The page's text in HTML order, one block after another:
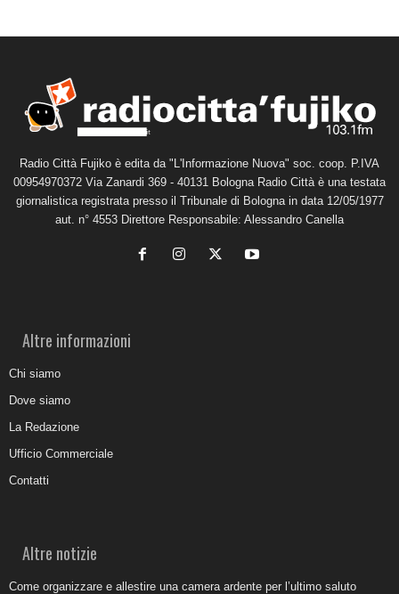
Radio Città Fujiko è edita da "L'Informazione Nuova" soc. coop. P.IVA
00954970372 Via Zanardi 369 - 40131 Bologna Radio Città è una testata
giornalistica registrata presso il Tribunale di Bologna in data 12/05/1977
aut. n° 4553 Direttore Responsabile: Alessandro Canella
Altre informazioni
Chi siamo
Dove siamo
La Redazione
Ufficio Commerciale
Contatti
Altre notizie
Come organizzare e allestire una camera ardente per l’ultimo saluto